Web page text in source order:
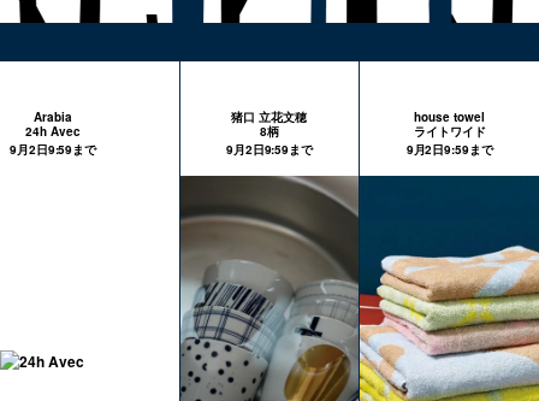
Arabia
24h Avec
9月2日9:59まで
猪口 立花文穂
8柄
9月2日9:59まで
house towel
ライトワイド
9月2日9:59まで